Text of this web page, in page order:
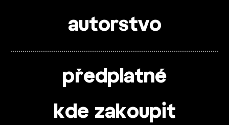
autorstvo
předplatné
kde zakoupit